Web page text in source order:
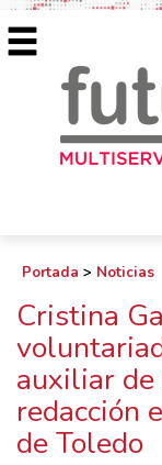
Portada > Noticias
Cristina
auxiliar de
redacción
de Toledo